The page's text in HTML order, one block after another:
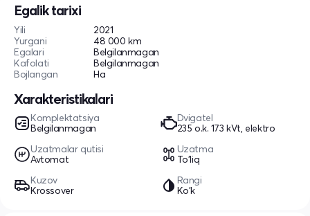
Egalik tarixi
Yili
2021
Yurgani
48 000 km
Egalari
Belgilanmagan
Kafolati
Belgilanmagan
Bojlangan
Ha
Xarakteristikalari
Komplektatsiya
Belgilanmagan
Dvigatel
235 o.k. 173 kVt, elektro
Uzatmalar qutisi
Avtomat
Uzatma
To'liq
Kuzov
Krossover
Rangi
Ko'k